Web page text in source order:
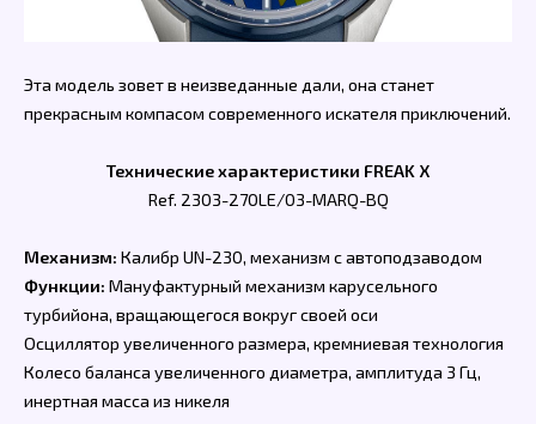
Эта модель зовет в неизведанные дали, она станет
прекрасным компасом современного искателя приключений.
Технические характеристики FREAK X
Ref. 2303-270LE/03-MARQ-BQ
Механизм: Калибр UN-230, механизм с автоподзаводом
Функции: Мануфактурный механизм карусельного
турбийона, вращающегося вокруг своей оси
Осциллятор увеличенного размера, кремниевая технология
Колесо баланса увеличенного диаметра, амплитуда 3 Гц,
инертная масса из никеля